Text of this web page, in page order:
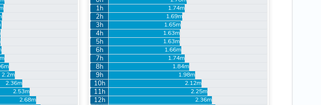
2.2m
2.36m
2.53m
2.68m
1h 1.74m
2h 1.69m
3h 1.65m
4h 1.63m
5h 1.63m
6h 1.66m
7h 1.74m
8h 1.84m
9h 1.98m
10h 2.12m
11h 2.25m
12h 2.36m